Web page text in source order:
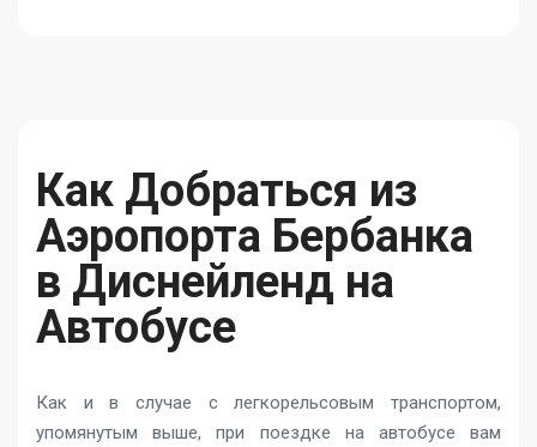
Как Добраться из
Аэропорта Бербанка
в Диснейленд на
Автобусе
Как и в случае с легкорельсовым транспортом,
упомянутым выше, при поездке на автобусе вам